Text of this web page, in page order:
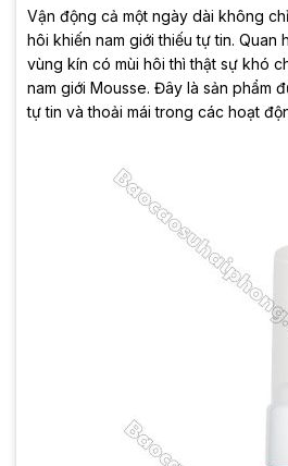
Vận động cả một ngày dài không
hôi khiến nam giới thiếu tự tin.
vùng kín có mùi hôi thì thật sự khó
nam giới Mousse. Đây là sản phẩm
tự tin và thoải mái trong các hoạt